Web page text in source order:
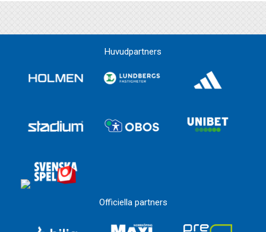
Huvudpartners
Officiella partners